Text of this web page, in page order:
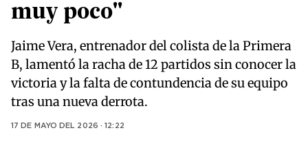
muy poco"
Jaime Vera, entrenador del colista de la Primera
B, lamentó la racha de 12 partidos sin conocer la
victoria y la falta de contundencia de su equipo
tras una nueva derrota.
17 DE MAYO DEL 2026 · 12:22